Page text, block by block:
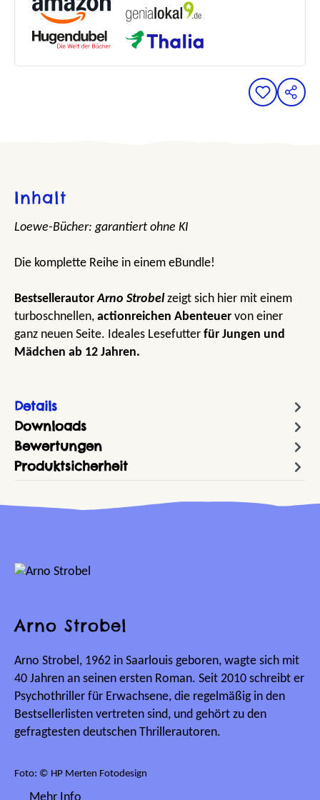
Inhalt
Loewe-Bücher: garantiert ohne KI
Die komplette Reihe in einem eBundle!
BestsellerautorArno Strobelzeigt sich hier mit einem
turboschnellen, actionreichen Abenteuer von einer
ganz neuen Seite. Ideales Lesefutter für Jungen und
Mädchen ab 12 Jahren.
Details
Downloads
Bewertungen
Produktsicherheit
Arno Strobel
Arno Strobel, 1962 in Saarlouis geboren, wagte sich mit
40 Jahren an seinen ersten Roman. Seit 2010 schreibt er
Psychothriller für Erwachsene, die regelmäßig in den
Bestsellerlisten vertreten sind, und gehört zu den
gefragtesten deutschen Thrillerautoren.
Foto: © HP Merten Fotodesign
Mehr Info